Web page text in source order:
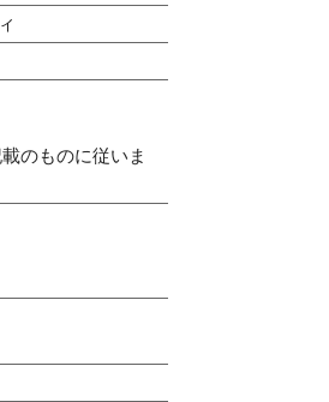
のものに従いま